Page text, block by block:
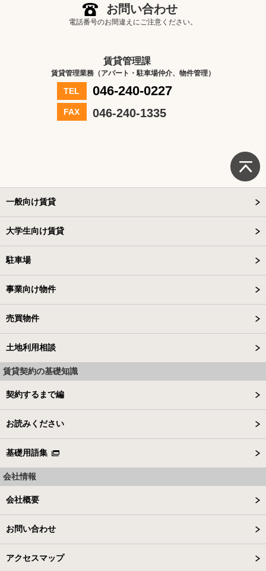
お問い合わせ
電話番号のお間違えにご注意ください。
賃貸管理課
賃貸管理業務（アパート・駐車場仲介、物件管理）
TEL 046-240-0227
FAX 046-240-1335
一般向け賃貸
大学生向け賃貸
駐車場
事業向け物件
売買物件
土地利用相談
賃貸契約の基礎知識
契約するまで編
お読みください
基礎用語集
会社情報
会社概要
お問い合わせ
アクセスマップ